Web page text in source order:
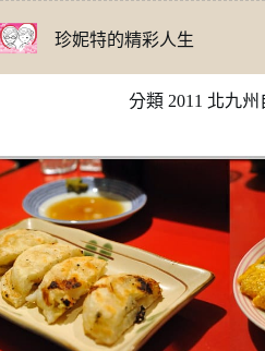
至
珍妮特的精彩人生
分類 2011 北九